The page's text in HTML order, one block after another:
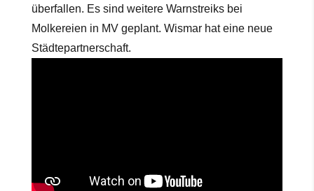
überfallen. Es sind weitere Warnstreiks bei
Molkereien in MV geplant. Wismar hat eine neue
Städtepartnerschaft.